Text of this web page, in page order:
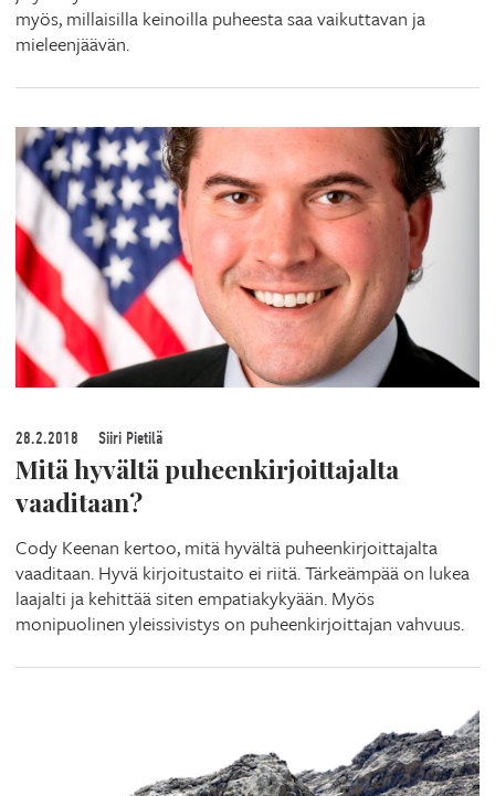
myös, millaisilla keinoilla puheesta saa vaikuttavan ja
mieleenjäävän.
28.2.2018 Siiri Pietilä
Mitä hyvältä puheenkirjoittajalta
vaaditaan?
Cody Keenan kertoo, mitä hyvältä puheenkirjoittajalta
vaaditaan. Hyvä kirjoitustaito ei riitä. Tärkeämpää on lukea
laajalti ja kehittää siten empatiakykyään. Myös
monipuolinen yleissivistys on puheenkirjoittajan vahvuus.